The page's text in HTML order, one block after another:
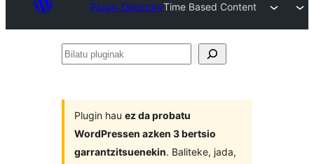
Plugin DirectoryTime Based Content
Bilatu
Plugin hau ez da probatu
WordPressen azken 3 bertsio
garrantzitsuenekin. Baliteke, jada,